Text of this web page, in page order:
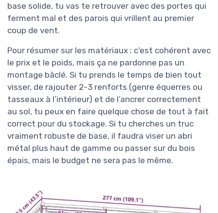
base solide, tu vas te retrouver avec des portes qui
ferment mal et des parois qui vrillent au premier
coup de vent.
Pour résumer sur les matériaux : c’est cohérent avec
le prix et le poids, mais ça ne pardonne pas un
montage bâclé. Si tu prends le temps de bien tout
visser, de rajouter 2-3 renforts (genre équerres ou
tasseaux à l’intérieur) et de l’ancrer correctement
au sol, tu peux en faire quelque chose de tout à fait
correct pour du stockage. Si tu cherches un truc
vraiment robuste de base, il faudra viser un abri
métal plus haut de gamme ou passer sur du bois
épais, mais le budget ne sera pas le même.